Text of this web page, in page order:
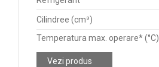
Cilindree (cm³)
Temperatura max. operare* (°C)
Vezi produs